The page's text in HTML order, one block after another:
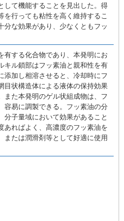
して機能することを見出した。得
行っても粘性を高く維持するこ
分な効果があり、少なくともフッ
有する化合物であり、本発明にお
キル鎖部はフッ素油と親和性を有
添加し相溶させると、冷却時にフ
目状構造体による液体の保持効果
また本発明のゲル状組成物は、フ
容易に調製できる。フッ素油の分
子量域において効果があること
あればよく、高濃度のフッ素油を
または潤滑剤等として好適に使用